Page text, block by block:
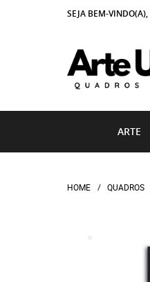
SEJA BEM-VINDO(A),
ARTE
HOME QUADROS